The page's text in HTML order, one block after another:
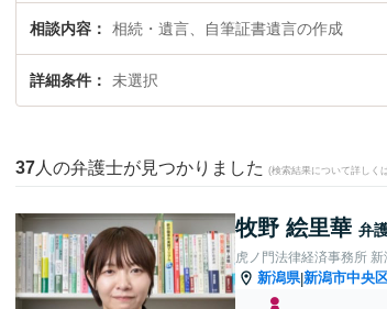
相談内容 相続・遺言、自筆証書遺言の作成
詳細条件 未選択
37 人の弁護士が見つかりました (検索結果について詳しく
牧野 絵里華 弁
虎ノ門法律経済事務所 新
新潟県|新潟市中央